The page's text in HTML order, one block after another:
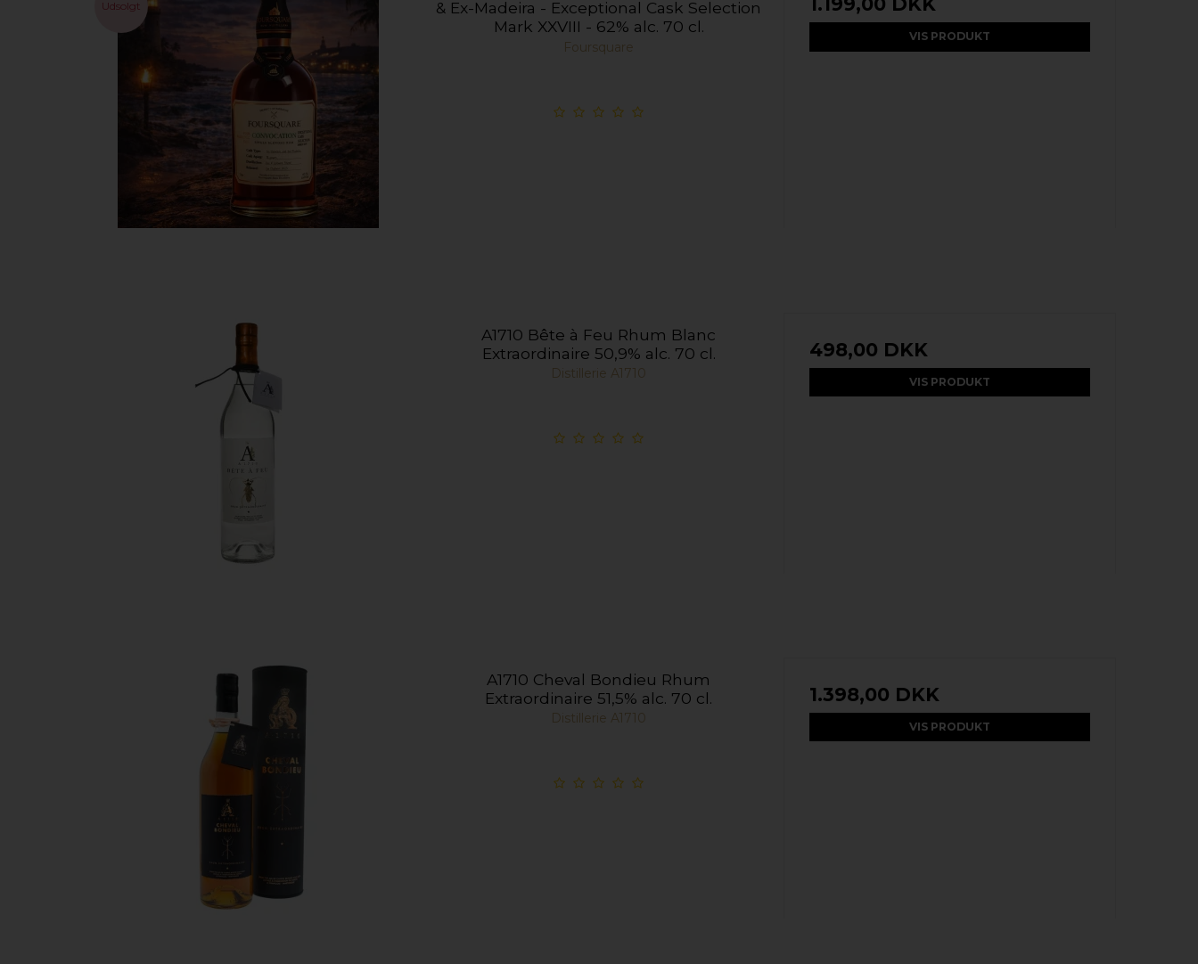
Udsolgt
& Ex-Madeira - Exceptional Cask Selection
Mark XXVIII - 62% alc. 70 cl.
Foursquare
VIS PRODUKT
A1710 Bête à Feu Rhum Blanc
Extraordinaire 50,9% alc. 70 cl.
Distillerie A1710
498,00 DKK
VIS PRODUKT
A1710 Cheval Bondieu Rhum
Extraordinaire 51,5% alc. 70 cl.
Distillerie A1710
1.398,00 DKK
VIS PRODUKT